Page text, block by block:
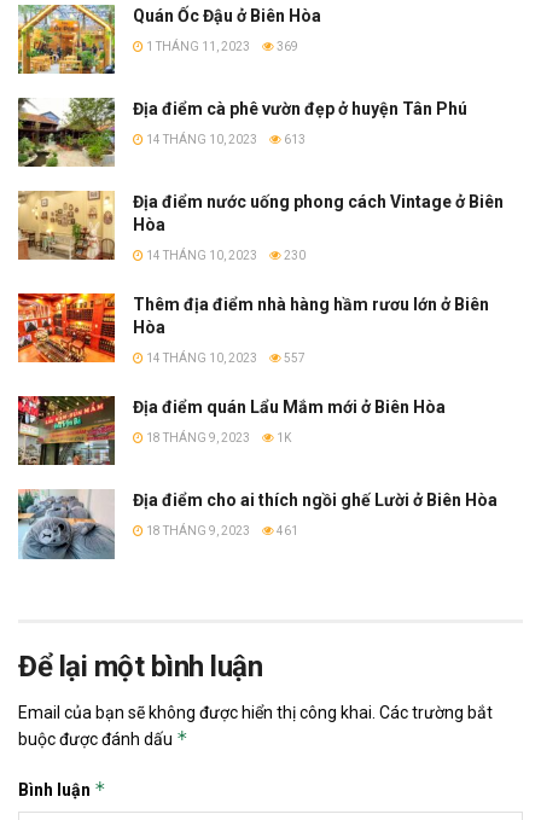
Quán Ốc Đậu ở Biên Hòa
1 THÁNG 11, 2023 369
Địa điểm cà phê vườn đẹp ở huyện Tân Phú
14 THÁNG 10, 2023 613
Địa điểm nước uống phong cách Vintage ở Biên
Hòa
14 THÁNG 10, 2023 230
Thêm địa điểm nhà hàng hầm rươu lớn ở Biên
Hòa
14 THÁNG 10, 2023 557
Địa điểm quán Lẩu Mắm mới ở Biên Hòa
18 THÁNG 9, 2023 1K
Địa điểm cho ai thích ngồi ghế Lười ở Biên Hòa
18 THÁNG 9, 2023 461
Để lại một bình luận
Email của bạn sẽ không được hiển thị công khai. Các trường bắt
buộc được đánh dấu *
Bình luận *